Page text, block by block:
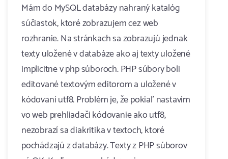
Mám do MySQL databázy nahraný katalóg
súčiastok, ktoré zobrazujem cez web
rozhranie. Na stránkach sa zobrazujú jednak
texty uložené v databáze ako aj texty uložené
implicitne v php súboroch. PHP súbory boli
editované textovým editorom a uložené v
kódovaní utf8. Problém je, že pokiaľ nastavím
vo web prehliadači kódovanie ako utf8,
nezobrazí sa diakritika v textoch, ktoré
pochádzajú z databázy. Texty z PHP súborov